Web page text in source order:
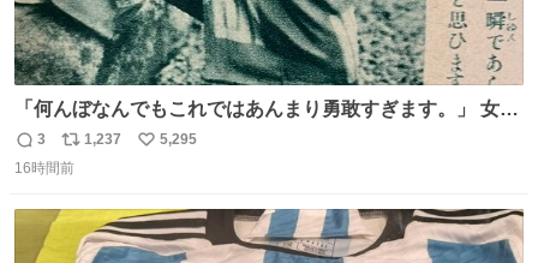
「何んぼなんでもこれではあんまり勇敢すぎます。」 女性
の立ち振る舞い指南コーナーで、大股を「下品」や「はし
たない」という言葉を使わず「勇敢すぎます」と洒落っ気
っていきたい… （昭和4年婦人倶楽部新年号より）
返
信
3
リ
ポ
ト
数
1,237
い
数
5,295
16時間前